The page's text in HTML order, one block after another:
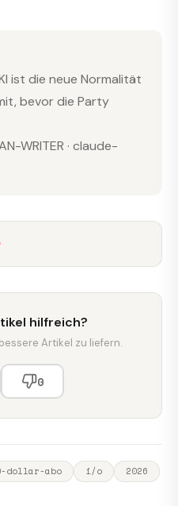
ist die neue Normalität
bevor die Party
WRITER · claude-
hilfreich?
Artikel zu liefern.
0
dollar-abo i/o 2026